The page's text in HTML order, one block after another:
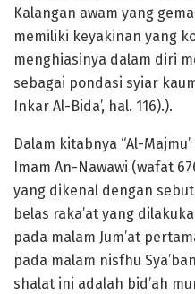
Kalangan awam yang
memiliki keyakinan yang
menghiasinya dalam diri
sebagai pondasi syiar
Inkar Al-Bida’, hal. 116).).
Dalam kitabnya “Al-
Imam An-Nawawi (wafat
yang dikenal dengan
belas raka’at yang
pada malam Jum’at
pada malam nisfhu
shalat ini adalah bid’ah